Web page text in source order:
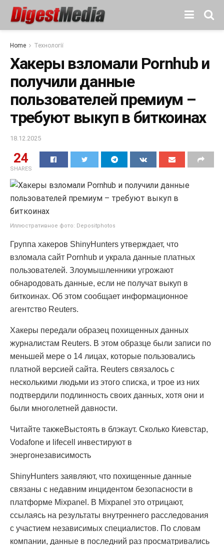
Home Технології
Хакеры взломали Pornhub и
получили данные
пользователей премиум –
требуют выкуп в биткоинах
18.12.2025
24
SHARES
Иллюстративное фото: Depositphotos
Группа хакеров ShinyHunters утверждает, что
взломала сайт Pornhub и украла данные платных
пользователей. Злоумышленники угрожают
обнародовать данные, если не получат выкуп в
биткоинах. Об этом сообщает информационное
агентство Reuters.
Хакеры передали образец похищенных данных
журналистам Reuters. В этом образце были записи по
меньшей мере о 14 лицах, которые пользовались
платной версией сайта. Reuters связалось с
несколькими людьми из этого списка, и трое из них
подтвердили подлинность своих данных, хотя они и
были многолетней давности.
Читайте такжеВыстоять в блэкаут. Сколько Киевстар,
Vodafone и lifecell инвестируют в
энергонезависимость
ShinyHunters заявляют, что похищенные данные
связаны с недавним инцидентом безопасности в
платформе Mixpanel. В Mixpanel это отрицают,
ссылаясь на результаты внутреннего расследования
с участием независимых специалистов. По словам
компании, данные в последний раз просматривались